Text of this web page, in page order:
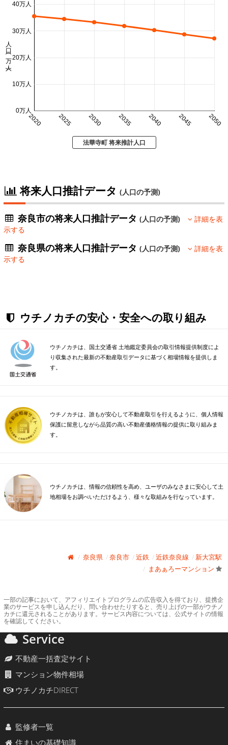
2020 2025 2030 2035 2040 2045 2050
0万人
10万人
20万人
30万人
40万人
人口 (万人)
法華寺町 将来推計人口
将来人口推計データ (人口の予測)
奈良市の将来人口推計データ(人口の予測)
詳細を表
示する
奈良県の将来人口推計データ(人口の予測)
詳細を表
示する
ウチノカチの安心・安全への取り組み
ウチノカチは、国土交通省 土地鑑定委員会の取引情報提供制度によ
り収集された最新の不動産取引データに基づく相場情報を提供しま
す。
ウチノカチは、誰もが安心して不動産取引を行えるように、個人情報
保護に留意しながら品質の高い不動産価格情報の提供に取り組みま
す。
ウチノカチは、情報の信頼性を高め、ユーザのみなさまに安心して土
地相場をお調べいただけるよう、様々な取組みを行なっています。
奈良県 奈良市 近鉄 近鉄奈良線
新大宮駅
まあぁろーマンション
一部の記事において、アフィリエイトプログラムの広告収入を得ており、提携企
業のサービスを申し込んだり、問い合わせたりすると、売り上げの一部がウチノ
カチに還元されることがあります。サービス内容については、公式サイトの情報
を確認してください。
Service
不動産一括査定サイト
マンション物件相場
ウチノカチDIRECT
監修者一覧
住まいの基礎知識